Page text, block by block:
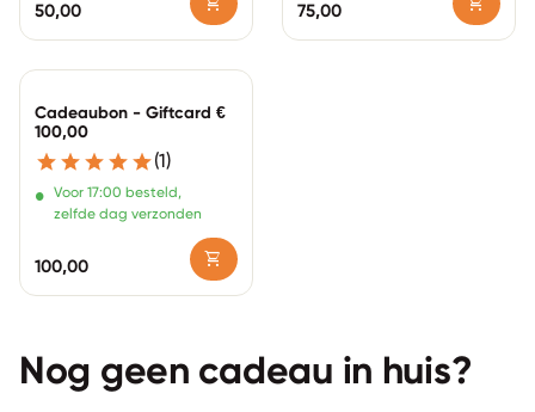
Normale prijs
50,00 Normale prijs
75,00
Cadeaubon - Giftcard €
100,00
(1)
•
Voor 17:00 besteld,
zelfde dag verzonden
Normale prijs
100,00 shopping_cart
Nog geen cadeau in huis?